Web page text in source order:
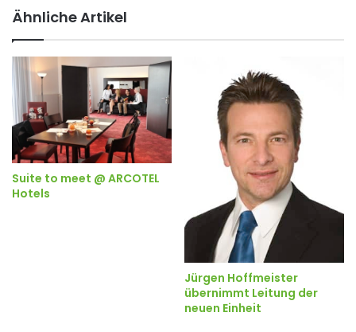
Ähnliche Artikel
Suite to meet @ ARCOTEL
Hotels
Jürgen Hoffmeister
übernimmt Leitung der
neuen Einheit